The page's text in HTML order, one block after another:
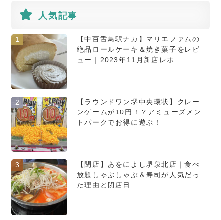
人気記事
1
【中百舌鳥駅ナカ】マリエファムの
絶品ロールケーキ＆焼き菓子をレビ
ュー｜2023年11月新店レポ
2
【ラウンドワン堺中央環状】クレー
ンゲームが10円！？アミューズメン
トパークでお得に遊ぶ！
3
【閉店】あをによし堺泉北店｜食べ
放題しゃぶしゃぶ＆寿司が人気だっ
た理由と閉店日